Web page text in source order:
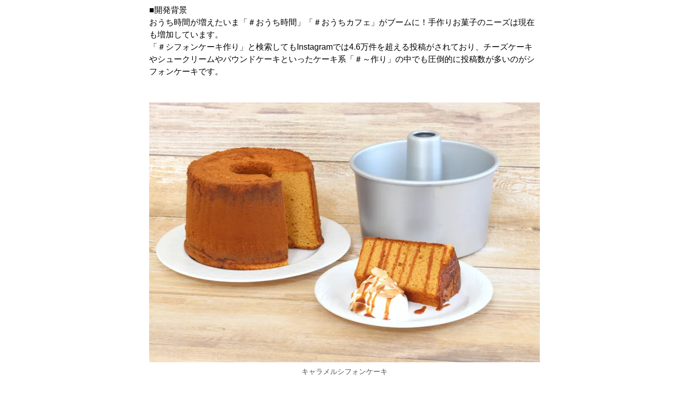
■開発背景
おうち時間が増えたいま「＃おうち時間」「＃おうちカフェ」がブームに！手作りお菓子のニーズは現在
も増加しています。
「＃シフォンケーキ作り」と検索してもInstagramでは4.6万件を超える投稿がされており、チーズケーキ
やシュークリームやパウンドケーキといったケーキ系「＃～作り」の中でも圧倒的に投稿数が多いのがシ
フォンケーキです。
キャラメルシフォンケーキ